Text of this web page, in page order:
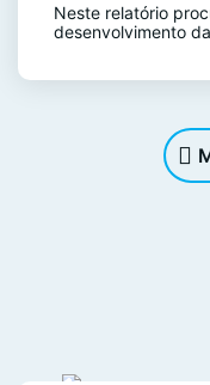
Neste relatório
desenvolvimento